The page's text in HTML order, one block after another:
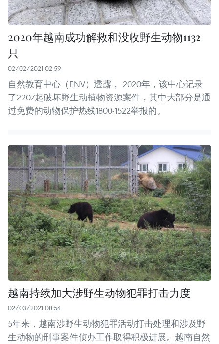
2020年越南成功解救和没收野生动物1132
只
02/02/2021 02:59
自然教育中心（ENV）透露， 2020年，该中心记录
了2907起破坏野生动植物资源案件，其中大部分是通
过免费的动物保护热线1800-1522举报的。
越南持续加大涉野生动物犯罪打击力度
02/03/2021 08:54
5年来，越南涉野生动物犯罪活动打击处理和涉及野
生动物的刑事案件侦办工作取得积极进展。越南自然